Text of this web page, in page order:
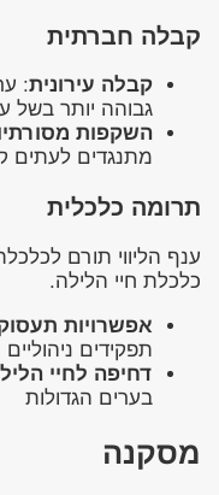
קבלה חברתית
קבלה עירונית:
גבוהה יותר בשל
השקפות
מתנגדים לעתים
תרומה כלכלית
ענף הליווי תורם
כלכלת חיי הלילה.
אפשרויות
תפקידים ניהוליים
דחיפה לחיי
בערים הגדולות
מסקנה